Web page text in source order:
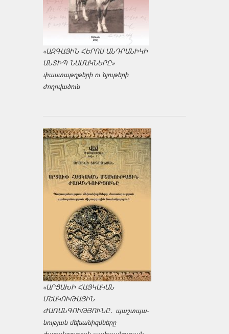
«ԱԶԳԱՅԻՆ ՀԵՐՈՍ ԱՆԴՐԱՆԻԿԻ
ԱՆՏԻՊ ՆԱՄԱԿՆԵՐԸ»
փաստաթղթերի ու նյութերի
ժողովածուն
«ԱՐՑԱԽԻ ՀԱՅԿԱԿԱՆ
ՄՇԱԿՈՒԹԱՅԻՆ
ԺԱՌԱՆԳՈՒԹՅՈՒՆԸ․ պաշտպա­
նության մեխանիզմները